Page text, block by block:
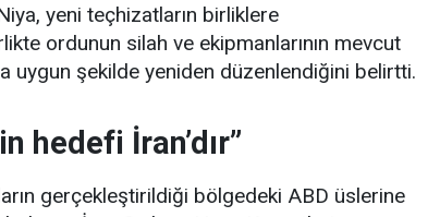
yeni teçhizatların birliklere
ordunun silah ve ekipmanlarının mevcut
uygun şekilde yeniden düzenlendiğini belirtti.
hedefi İran’dır”
gerçekleştirildiği bölgedeki ABD üslerine